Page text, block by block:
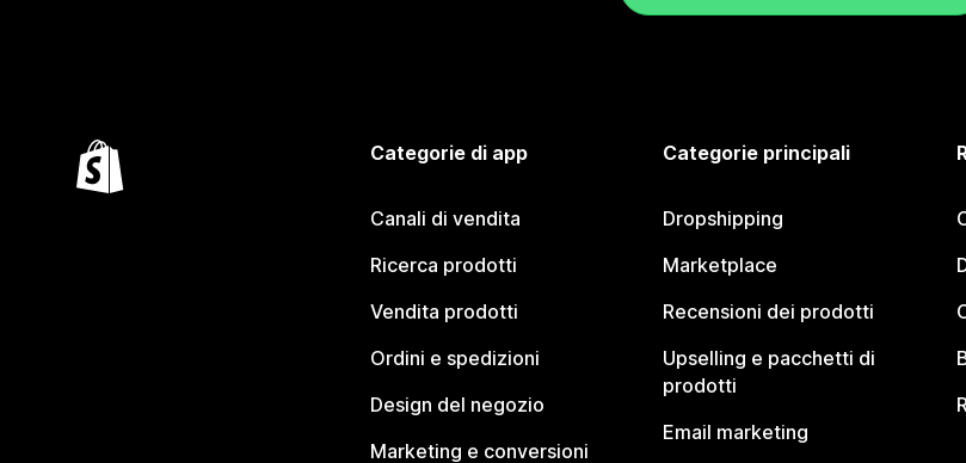
Categorie di app
Canali di vendita
Ricerca prodotti
Vendita prodotti
Ordini e spedizioni
Design del negozio
Marketing e conversioni
Categorie principali
Dropshipping
Marketplace
Recensioni dei prodotti
Upselling e pacchetti di
prodotti
Email marketing